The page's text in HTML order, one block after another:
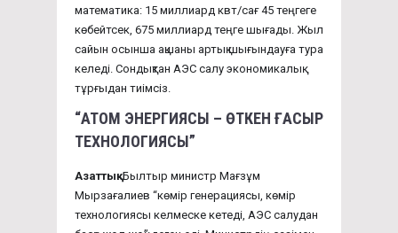
математика: 15 миллиард квт/сағ 45 теңгеге
көбейтсек, 675 миллиард теңге шығады. Жыл
сайын осынша ақшаны артық шығындауға тура
келеді. Сондықтан АЭС салу экономикалық
тұрғыдан тиімсіз.
“АТОМ ЭНЕРГИЯСЫ – ӨТКЕН ҒАСЫР
ТЕХНОЛОГИЯСЫ”
Азаттық:Былтыр министр Мағзұм
Мырзағалиев “көмір генерациясы, көмір
технологиясы келмеске кетеді, АЭС салудан